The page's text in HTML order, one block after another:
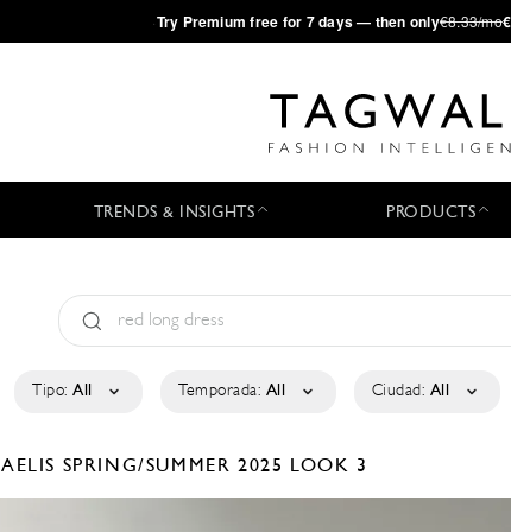
·Try Premium free for 7 days — then only€8.33/mo
TRENDS & INSIGHTS PRODUCTS
Tipo: All Temporada: All Ciudad: All
AELIS SPRING/SUMMER 2025 LOOK 3